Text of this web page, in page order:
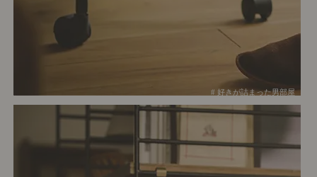
# 好きが詰まった男部屋